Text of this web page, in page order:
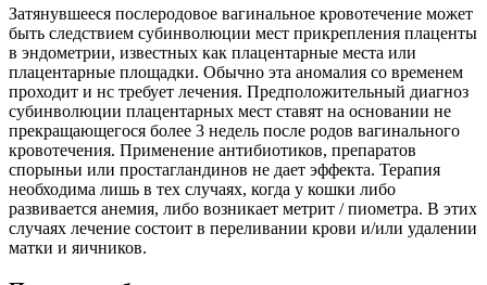
Затянувшееся послеродовое вагинальное кровотечение может
быть следствием субинволюции мест прикрепления плаценты
в эндометрии, известных как плацентарные места или
плацентарные площадки. Обычно эта аномалия со временем
проходит и нс требует лечения. Предположительный диагноз
субинволюции плацентарных мест ставят на основании не
прекращающегося более 3 недель после родов вагинального
кровотечения. Применение антибиотиков, препаратов
спорыньи или простагландинов не дает эффекта. Терапия
необходима лишь в тех случаях, когда у кошки либо
развивается анемия, либо возникает метрит / пиометра. В этих
случаях лечение состоит в переливании крови и/или удалении
матки и яичников.